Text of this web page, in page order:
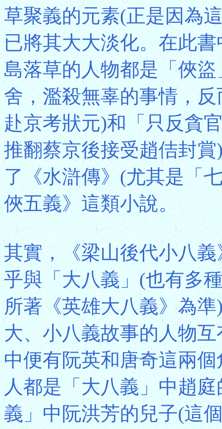
草聚義的元素(正是因為
已將其大大淡化。在此
島落草的人物都是「俠
舍，濫殺無辜的事情，
赴京考狀元)和「只反貪
推翻蔡京後接受趙佶封
了《水滸傳》(尤其是「
俠五義》這類小說。
其實，《梁山後代小八
乎與「大八義」(也有多
所著《英雄大八義》為
大、小八義故事的人物
中便有阮英和唐奇這兩
人都是「大八義」中趙
義」中阮洪芳的兒子(這